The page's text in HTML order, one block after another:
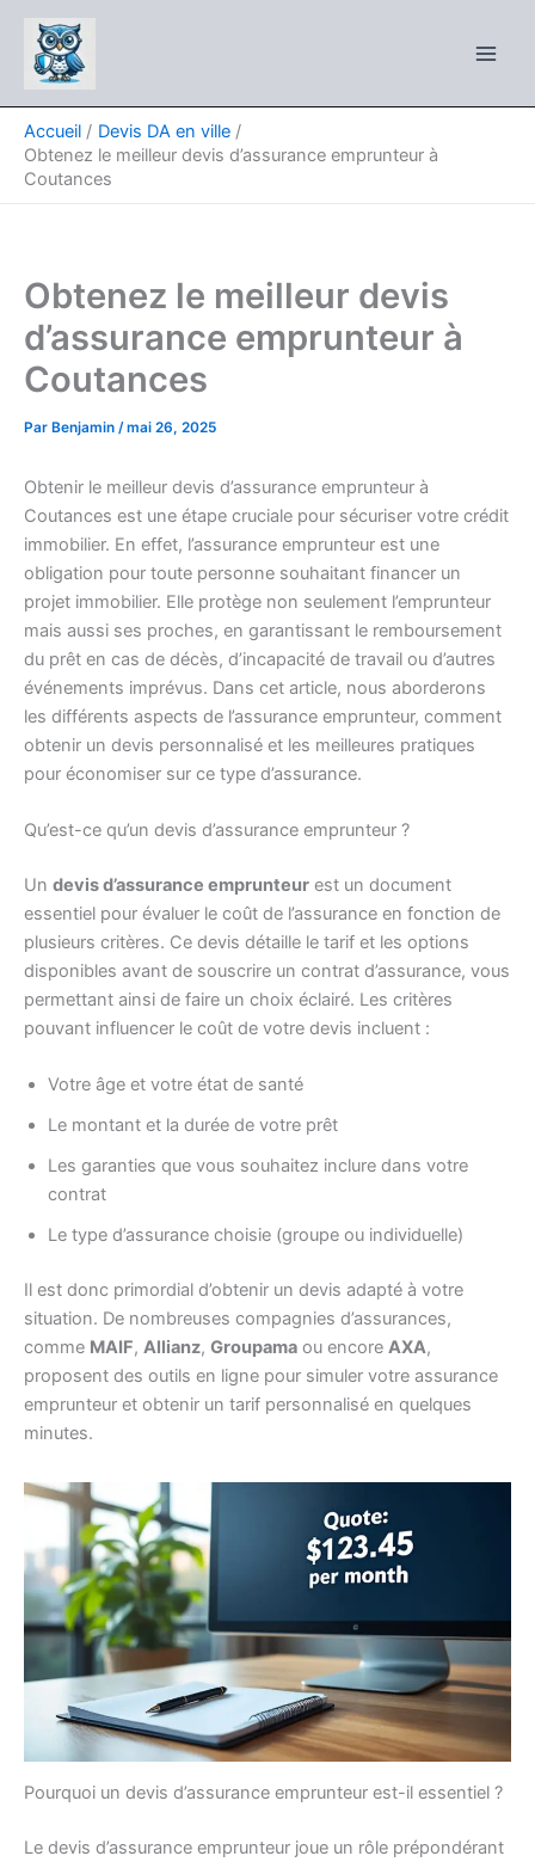
contenu
Accueil
Devis DA en ville
Obtenez le meilleur devis d’assurance emprunteur à
Coutances
Obtenez le meilleur devis
d’assurance emprunteur à
Coutances
Par Benjamin /mai 26, 2025
Obtenir le meilleur devis d’assurance emprunteur à
Coutances est une étape cruciale pour sécuriser votre crédit
immobilier. En effet, l’assurance emprunteur est une
obligation pour toute personne souhaitant financer un
projet immobilier. Elle protège non seulement l’emprunteur
mais aussi ses proches, en garantissant le remboursement
du prêt en cas de décès, d’incapacité de travail ou d’autres
événements imprévus. Dans cet article, nous aborderons
les différents aspects de l’assurance emprunteur, comment
obtenir un devis personnalisé et les meilleures pratiques
pour économiser sur ce type d’assurance.
Qu’est-ce qu’un devis d’assurance emprunteur ?
Un devis d’assurance emprunteur est un document
essentiel pour évaluer le coût de l’assurance en fonction de
plusieurs critères. Ce devis détaille le tarif et les options
disponibles avant de souscrire un contrat d’assurance, vous
permettant ainsi de faire un choix éclairé. Les critères
pouvant influencer le coût de votre devis incluent :
Votre âge et votre état de santé
Le montant et la durée de votre prêt
Les garanties que vous souhaitez inclure dans votre
contrat
Le type d’assurance choisie (groupe ou individuelle)
Il est donc primordial d’obtenir un devis adapté à votre
situation. De nombreuses compagnies d’assurances,
comme MAIF, Allianz, Groupama ou encore AXA,
proposent des outils en ligne pour simuler votre assurance
emprunteur et obtenir un tarif personnalisé en quelques
minutes.
Pourquoi un devis d’assurance emprunteur est-il essentiel ?
Le devis d’assurance emprunteur joue un rôle prépondérant